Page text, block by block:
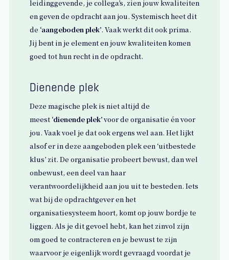
leidinggevende, je collega’s, zien jouw kwaliteiten
en geven de opdracht aan jou. Systemisch heet dit
de ‘aangeboden plek’. Vaak werkt dit ook prima.
Jij bent in je element en jouw kwaliteiten komen
goed tot hun recht in de opdracht.
Dienende plek
Deze magische plek is niet altijd de
meest ‘dienende plek’voor de organisatie én voor
jou. Vaak voel je dat ook ergens wel aan. Het lijkt
alsof er in deze aangeboden plek een ‘uitbestede
klus’ zit. De organisatie probeert bewust, dan wel
onbewust, een deel van haar
verantwoordelijkheid aan jou uit te besteden. Iets
wat bij de opdrachtgever en het
organisatiesysteem hoort, komt op jouw bordje te
liggen. Als je dit gevoel hebt, kan het zinvol zijn
om goed te contracteren en je bewust te zijn
waarvoor je eigenlijk wordt gevraagd voordat je